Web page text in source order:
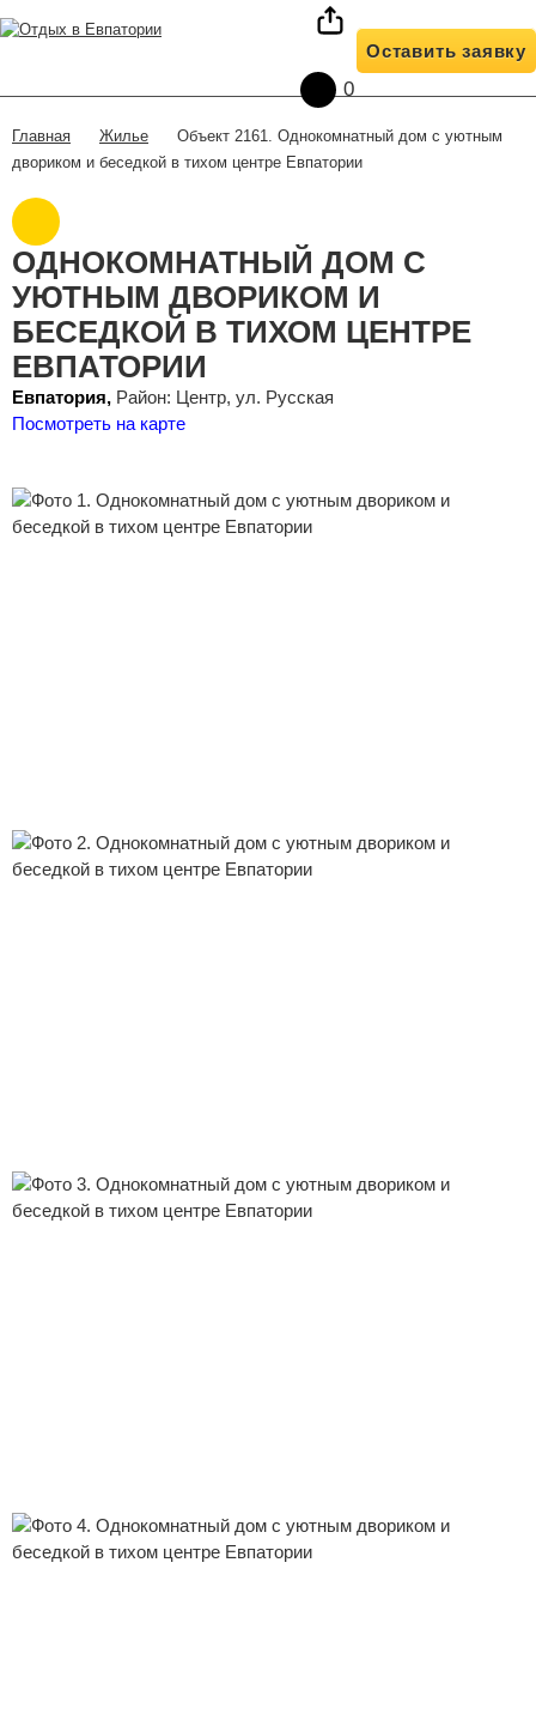
Оставить заявку
0
О нас Жилье Условия бронирования
Отзывы клиентов
Главная
Жилье
Объект 2161. Однокомнатный дом с уютным
двориком и беседкой в тихом центре Евпатории
ОДНОКОМНАТНЫЙ ДОМ С
УЮТНЫМ ДВОРИКОМ И
БЕСЕДКОЙ В ТИХОМ ЦЕНТРЕ
ЕВПАТОРИИ
Евпатория, Район: Центр, ул. Русская
Посмотреть на карте